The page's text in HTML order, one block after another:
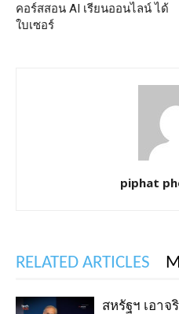
คอร์สสอน AI เรียนออนไลน์ ได้
ใบเซอร์
piphat
RELATED ARTICLES
สหรัฐฯ เอาจ